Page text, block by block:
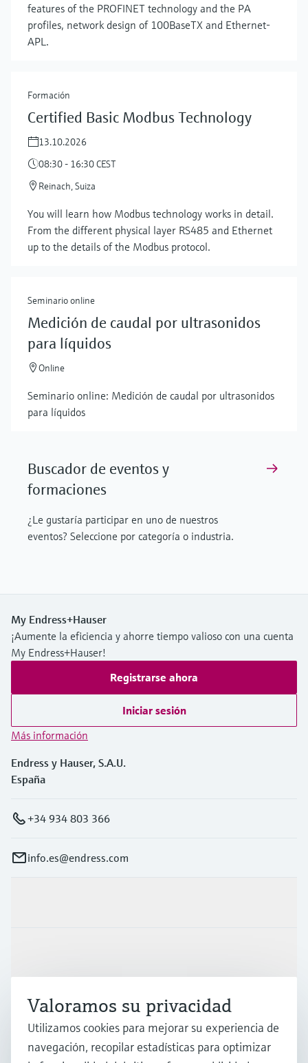
features of the PROFINET technology and the PA
profiles, network design of 100BaseTX and Ethernet-
APL.
Formación
Certified Basic Modbus Technology
13.10.2026
08:30 - 16:30 CEST
Reinach, Suiza
You will learn how Modbus technology works in detail.
From the different physical layer RS485 and Ethernet
up to the details of the Modbus protocol.
Seminario online
Medición de caudal por ultrasonidos
para líquidos
Online
Seminario online: Medición de caudal por ultrasonidos
para líquidos
Buscador de eventos y
formaciones
¿Le gustaría participar en uno de nuestros
eventos? Seleccione por categoría o industria.
My Endress+Hauser
¡Aumente la eficiencia y ahorre tiempo valioso con una cuenta
My Endress+Hauser!
Registrarse ahora
Iniciar sesión
Más información
Endress y Hauser, S.A.U.
España
+34 934 803 366
info.es@endress.com
Soporte
Compañía
Valoramos su privacidad
Utilizamos cookies para mejorar su experiencia de
navegación, recopilar estadísticas para optimizar